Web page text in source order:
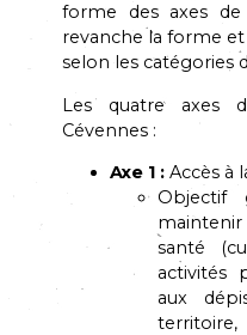
forme des axes
revanche la forme
selon les catégories
Les quatre axes
Cévennes :
Axe 1 :Accès à
Objectif
santé
activités
aux